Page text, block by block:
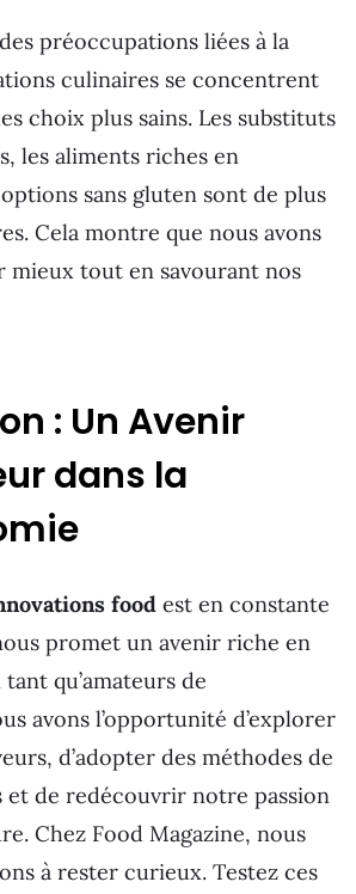
préoccupations liées à la
culinaires se concentrent
choix plus sains. Les substituts
les aliments riches en
sans gluten sont de plus
Cela montre que nous avons
mieux tout en savourant nos
: Un Avenir
dans la
food est en constante
promet un avenir riche en
qu’amateurs de
avons l’opportunité d’explorer
d’adopter des méthodes de
et de redécouvrir notre passion
Chez Food Magazine, nous
à rester curieux. Testez ces